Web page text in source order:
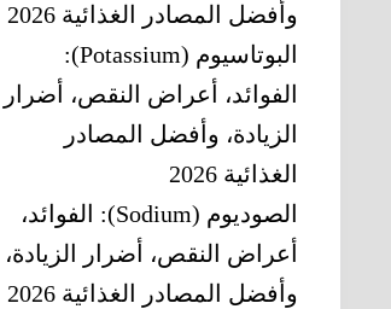
وأفضل المصادر الغذائية 2026
البوتاسيوم (Potassium):
الفوائد، أعراض النقص، أضرار
الزيادة، وأفضل المصادر
الغذائية 2026
الصوديوم (Sodium): الفوائد،
أعراض النقص، أضرار الزيادة،
وأفضل المصادر الغذائية 2026